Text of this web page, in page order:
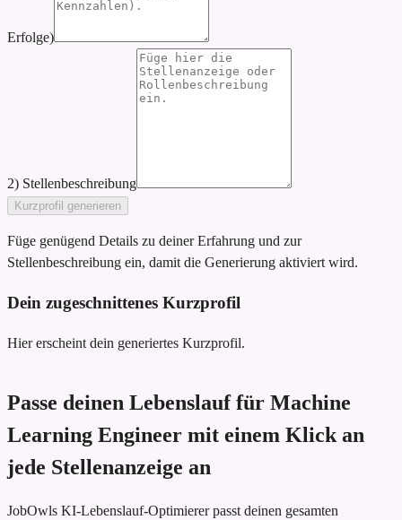
Erfolge)
2) Stellenbeschreibung
Kurzprofil generieren
Füge genügend Details zu deiner Erfahrung und zur
Stellenbeschreibung ein, damit die Generierung aktiviert wird.
Dein zugeschnittenes Kurzprofil
Hier erscheint dein generiertes Kurzprofil.
Passe deinen Lebenslauf für Machine
Learning Engineer mit einem Klick an
jede Stellenanzeige an
JobOwls KI-Lebenslauf-Optimierer passt deinen gesamten